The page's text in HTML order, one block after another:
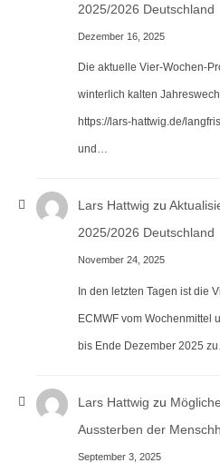
2025/2026 Deutschland
Dezember 16, 2025
Die aktuelle Vier-Wochen-
winterlich kalten
https://lars-hattwig.de/
und…
Lars Hattwig zu
2025/2026 Deutschland
November 24, 2025
In den letzten Tagen ist die
ECMWF vom Wochenmittel
bis Ende Dezember 2025
Lars Hattwig zu
Aussterben der
September 3, 2025